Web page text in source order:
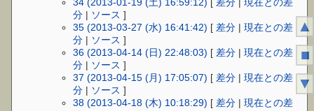
分 | ソース ]
35 (2013-03-27 (水) 16:41:42) [ 差分 |現在との差
分 | ソース ]
36 (2013-04-14 (日) 22:48:03) [ 差分 |現在との差
分 | ソース ]
37 (2013-04-15 (月) 17:05:07) [ 差分 |現在との差
分 | ソース ]
38 (2013-04-18 (木) 10:18:29) [ 差分 |現在との差
▲
■
▼